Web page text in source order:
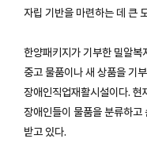
자립 기반을 마련하는 데 큰
한양패키지가 기부한 밀알복
중고 물품이나 새 상품을 기
장애인직업재활시설이다.
장애인들이 물품을 분류하고
받고 있다.